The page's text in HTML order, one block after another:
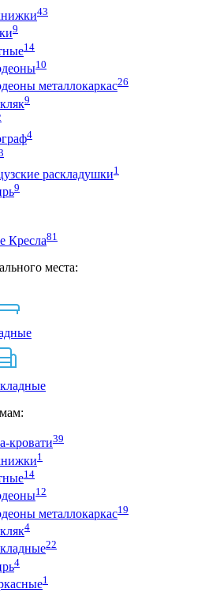
43
9
14
10
металлокаркас26
9
4
раскладушки1
9
Кресла81
места:
кровати39
1
14
12
металлокаркас19
4
22
4
1